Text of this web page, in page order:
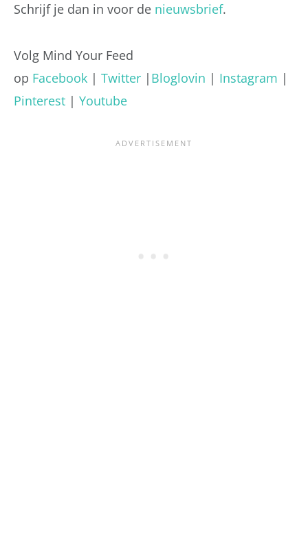
Schrijf je dan in voor de nieuwsbrief.
Volg Mind Your Feed
op Facebook | Twitter | Bloglovin | Instagram |
Pinterest | Youtube